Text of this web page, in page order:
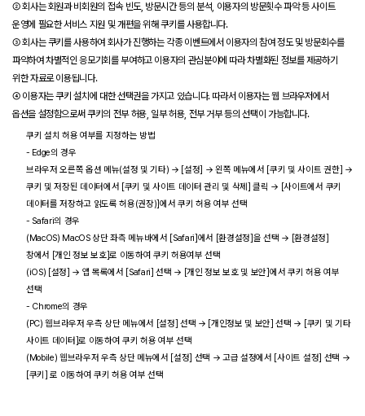
② 회사는 회원과 비회원의 접속 빈도, 방문시간 등의 분석, 이용자의 방문횟수 파악 등 사이트
운영에 필요한 서비스 지원 및 개편을 위해 쿠키를 사용합니다.
③ 회사는 쿠키를 사용하여 회사가 진행하는 각종 이벤트에서 이용자의 참여 정도 및 방문회수를
파악하여 차별적인 응모기회를 부여하고 이용자의 관심분야에 따라 차별화된 정보를 제공하기
위한 자료로 이용됩니다.
④ 이용자는 쿠키 설치에 대한 선택권을 가지고 있습니다. 따라서 이용자는 웹 브라우저에서
옵션을 설정함으로써 쿠키의 전부 허용, 일부 허용, 전부 거부 등의 선택이 가능합니다.
쿠키 설치 허용 여부를 지정하는 방법
- Edge의 경우
브라우저 오른쪽 옵션 메뉴(설정 및 기타) → [설정] → 왼쪽 메뉴에서 [쿠키 및 사이트 권한] →
쿠키 및 저장된 데이터에서 [쿠키 및 사이트 데이터 관리 및 삭제] 클릭 → [사이트에서 쿠키
데이터를 저장하고 읽도록 허용(권장)]에서 쿠키 허용 여부 선택
- Safari의 경우
(MacOS) MacOS 상단 좌측 메뉴바에서 [Safari]에서 [환경설정]을 선택 → [환경설정]
창에서 [개인 정보 보호]로 이동하여 쿠키 허용여부 선택
(iOS) [설정] → 앱 목록에서 [Safari] 선택 → [개인 정보 보호 및 보안]에서 쿠키 허용 여부
선택
- Chrome의 경우
(PC) 웹브라우저 우측 상단 메뉴에서 [설정] 선택 → [개인정보 및 보안] 선택 → [쿠키 및 기타
사이트 데이터]로 이동하여 쿠키 허용 여부 선택
(Mobile) 웹브라우저 우측 상단 메뉴에서 [설정] 선택 → 고급 설정에서 [사이트 설정] 선택 →
[쿠키] 로 이동하여 쿠키 허용 여부 선택